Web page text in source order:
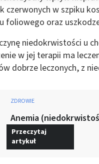
czerwonych w szpiku
foliowego oraz
niedokrwistości u
w jej terapii ma
dobrze leczonych, z
ZDROWIE
Anemia
Przeczytaj
artykuł
treści
spersonalizowanych treści
lub kombinacji danych z
do wyboru treści